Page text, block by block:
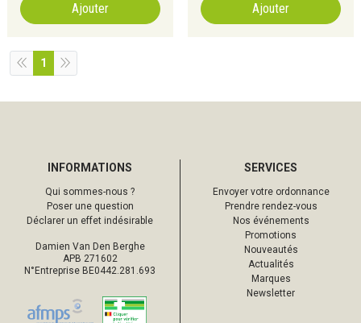
Ajouter Ajouter
1
INFORMATIONS
Qui sommes-nous ?
Poser une question
Déclarer un effet indésirable
Damien Van Den Berghe
APB 271602
N°Entreprise BE0442.281.693
SERVICES
Envoyer votre ordonnance
Prendre rendez-vous
Nos événements
Promotions
Nouveautés
Actualités
Marques
Newsletter